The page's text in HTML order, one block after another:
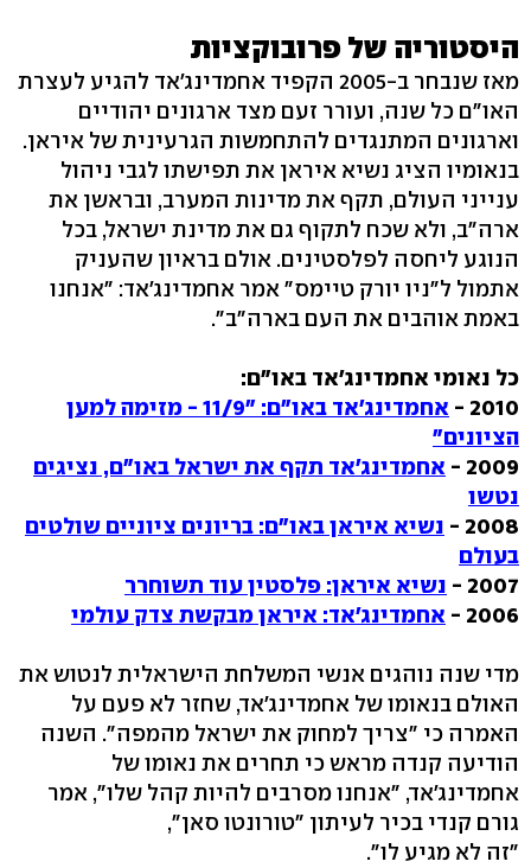
היסטוריה של פרובוקציות
מאז שנבחר ב-2005 הקפיד אחמדינג'אד להגיע לעצרת
האו"ם כל שנה, ועורר זעם מצד ארגונים יהודיים
וארגונים המתנגדים להתחמשות הגרעינית של איראן.
בנאומיו הציג נשיא איראן את תפישתו לגבי ניהול
ענייני העולם, תקף את מדינות המערב, ובראשן את
ארה"ב, ולא שכח לתקוף גם את מדינת ישראל, בכל
הנוגע ליחסה לפלסטינים. אולם בראיון שהעניק
אתמול ל"ניו יורק טיימס" אמר אחמדינג'אד: "אנחנו
באמת אוהבים את העם בארה"ב".
כל נאומי אחמדינג'אד באו"ם:
2010 -
אחמדינג'אד באו"ם: "11/9 - מזימה למען
הציונים"
2009 -
אחמדינג'אד תקף את ישראל באו"ם, נציגים
נטשו
2008 -
נשיא איראן באו"ם: בריונים ציוניים שולטים
בעולם
2007 -
נשיא איראן: פלסטין עוד תשוחרר
2006 -
אחמדינג'אד: איראן מבקשת צדק עולמי
מדי שנה נוהגים אנשי המשלחת הישראלית לנטוש את
האולם בנאומו של אחמדינג'אד, שחזר לא פעם על
האמרה כי "צריך למחוק את ישראל מהמפה". השנה
הודיעה קנדה מראש כי תחרים את נאומו של
אחמדינג'אד, "אנחנו מסרבים להיות קהל שלו", אמר
גורם קנדי בכיר לעיתון "טורונטו סאן",
"זה לא מגיע לו".